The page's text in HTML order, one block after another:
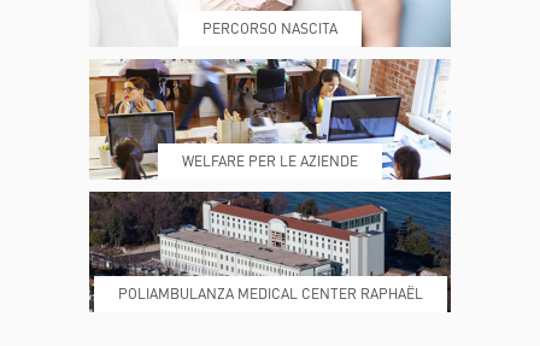
REFERTI REPARTI
DONA ORA MAGAZINE
PERCORSO NASCITA
WELFARE PER LE AZIENDE
POLIAMBULANZA MEDICAL CENTER RAPHAËL